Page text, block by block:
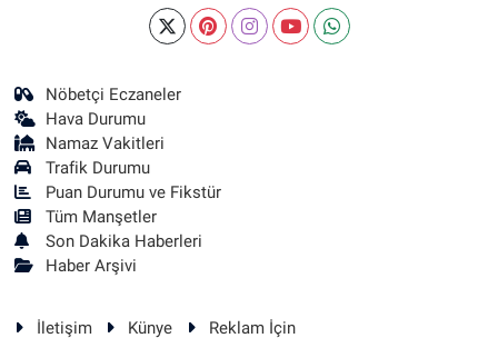
Nöbetçi Eczaneler
Hava Durumu
Namaz Vakitleri
Trafik Durumu
Puan Durumu ve Fikstür
Tüm Manşetler
Son Dakika Haberleri
Haber Arşivi
İletişim Künye Reklam İçin